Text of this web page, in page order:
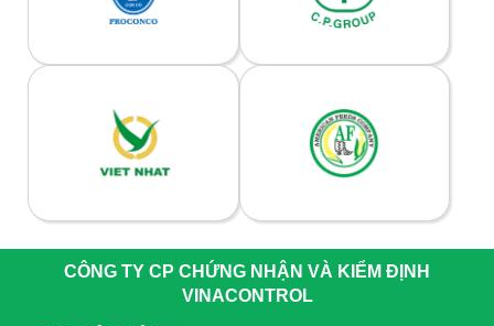
CÔNG TY CP CHỨNG NHẬN VÀ KIỂM ĐỊNH
VINACONTROL